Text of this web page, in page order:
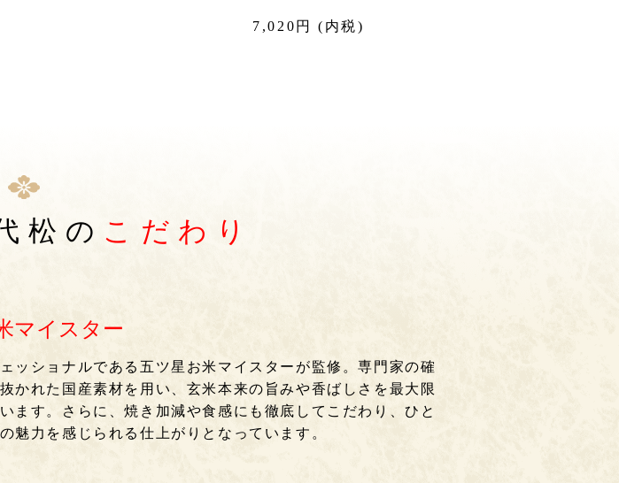
7,020円 (内税)
松の こだわり
マイスター
ッショナルである五ツ星お米マイスターが監修。専門家の確
かれた国産素材を用い、玄米本来の旨みや香ばしさを最大限
ます。さらに、焼き加減や食感にも徹底してこだわり、ひと
魅力を感じられる仕上がりとなっています。